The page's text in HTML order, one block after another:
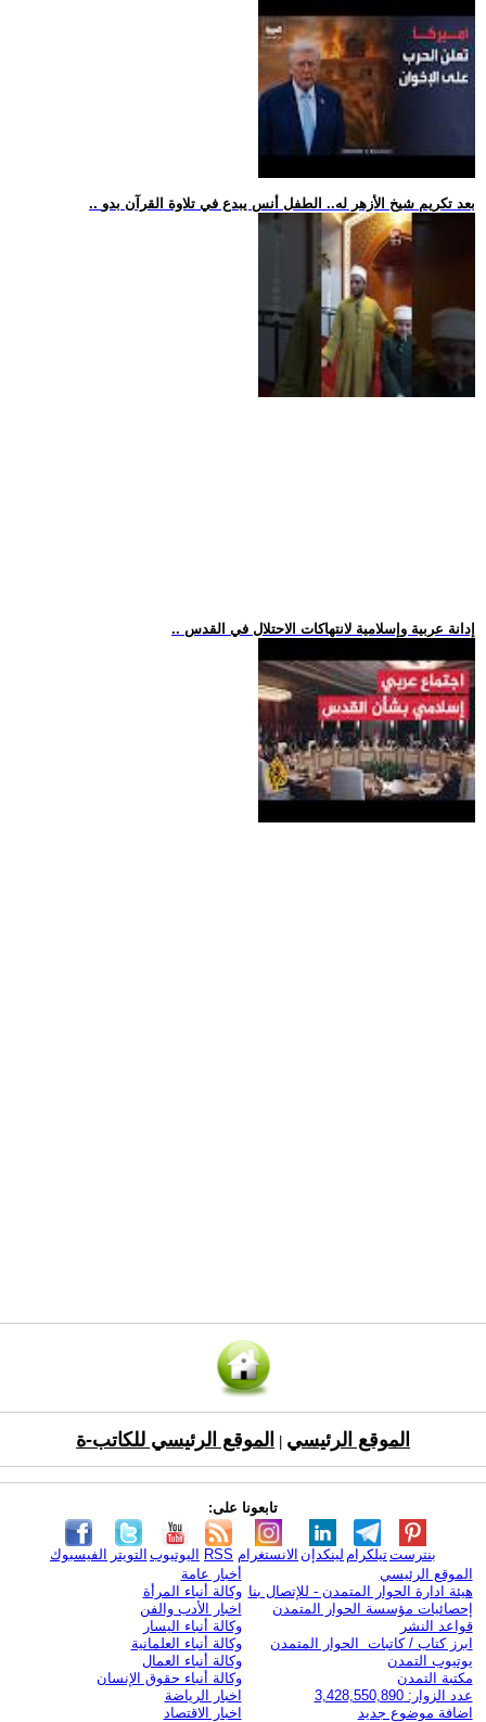
.. بعد تكريم شيخ الأزهر له.. الطفل أنس يبدع في تلاوة القرآن بدو
.. إدانة عربية وإسلامية لانتهاكات الاحتلال في القدس
الموقع الرئيسي الموقع الرئيسي للكاتب-ة
تابعونا على:
الفيسبوك التويتر اليوتيوب RSS الانستغرام لينكدإن تيلكرامبنترست
الموقع الرئيسي
هيئة ادارة الحوار المتمدن - للإتصال بنا
إحصائيات مؤسسة الحوار المتمدن
قواعد النشر
ابرز كتاب / كاتبات الحوار المتمدن
يوتيوب التمدن
مكتبة التمدن
عدد الزوار: 3,428,550,890
اضافة موضوع جديد
أخبار عامة
وكالة أنباء المرأة
اخبار الأدب والفن
وكالة أنباء اليسار
وكالة أنباء العلمانية
وكالة أنباء العمال
وكالة أنباء حقوق الإنسان
اخبار الرياضة
اخبار الاقتصاد